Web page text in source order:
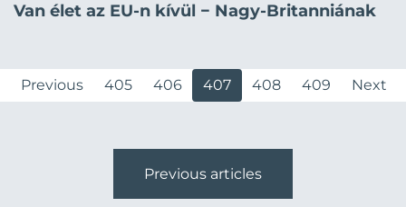
Van élet az EU-n kívül − Nagy-Britanniának
Previous 405 406 407 408 409 Next
Previous articles